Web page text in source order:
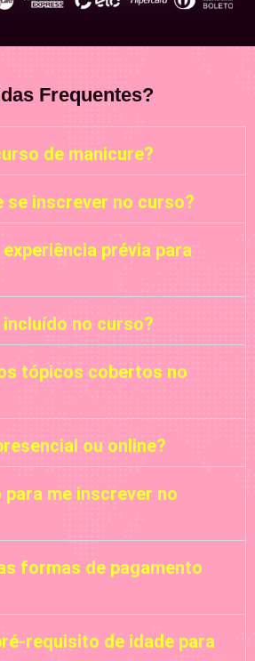
Frequentes?
de manicure?
se inscrever no curso?
prévia para
incluído no curso?
tópicos cobertos no
ou online?
me inscrever no
formas de pagamento
requisito de idade para